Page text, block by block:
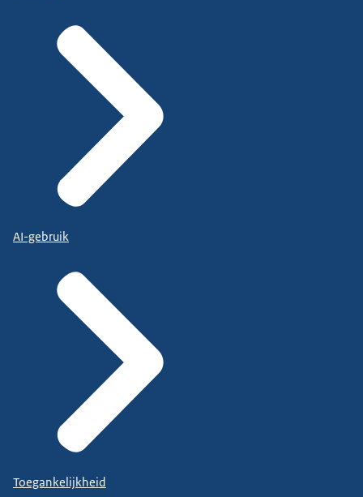
AI-gebruik
Toegankelijkheid